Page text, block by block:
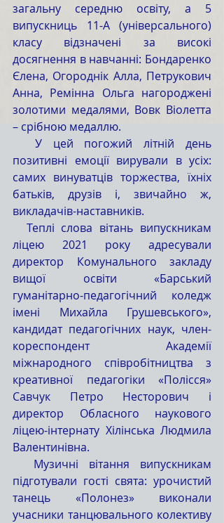
загальну середню освіту, а 5
випускниць 11-А (універсального)
класу відзначені за високі
досягнення в навчанні: Бондаренко
Єлена, Огороднік Алла, Петрукович
Анна, Ремінна Ольга нагороджені
золотими медалями, Вовк Віолетта
– срібною медаллю.
позитивні емоції вирували в усіх:
самих винуватців торжества, їхніх
батьків, друзів і, звичайно ж,
викладачів-наставників.
ліцею 2021 року адресували
директор Комунального закладу
вищої освіти «Барський
гуманітарно-педагогічний коледж
імені Михайла Грушевського»,
кандидат педагогічних наук, член-
кореспондент Академії
міжнародного співробітництва з
креативної педагогіки «Полісся»
Савчук Петро Несторович і
директор Обласного наукового
ліцею-інтернату Хілінська Людмила
Валентинівна.
підготували гості свята: урочистий
танець «Полонез» виконали
учасники танцювального колективу